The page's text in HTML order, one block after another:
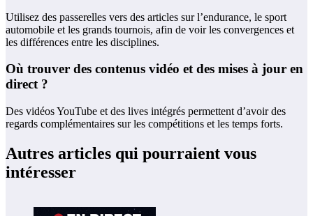
Utilisez des passerelles vers des articles sur l’endurance, le sport
automobile et les grands tournois, afin de voir les convergences et
les différences entre les disciplines.
Où trouver des contenus vidéo et des mises à jour en
direct ?
Des vidéos YouTube et des lives intégrés permettent d’avoir des
regards complémentaires sur les compétitions et les temps forts.
Autres articles qui pourraient vous
intéresser